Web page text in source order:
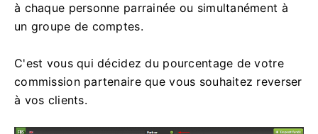
à chaque personne parrainée ou simultanément à
un groupe de comptes.
C'est vous qui décidez du pourcentage de votre
commission partenaire que vous souhaitez reverser
à vos clients.